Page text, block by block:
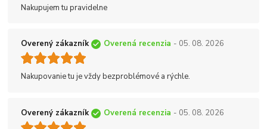
Nakupujem tu pravidelne
Overený zákazník Overená recenzia - 05. 08. 2026
Nakupovanie tu je vždy bezproblémové a rýchle.
Overený zákazník Overená recenzia - 05. 08. 2026